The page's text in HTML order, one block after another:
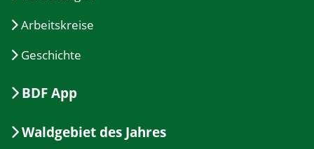
Arbeitskreise
Geschichte
BDF App
Waldgebiet des Jahres